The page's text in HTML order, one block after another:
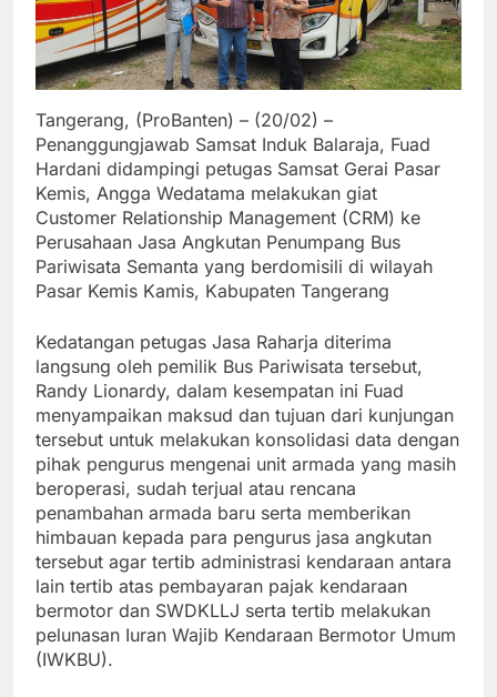
Tangerang, (ProBanten) – (20/02) –
Penanggungjawab Samsat Induk Balaraja, Fuad
Hardani didampingi petugas Samsat Gerai Pasar
Kemis, Angga Wedatama melakukan giat
Customer Relationship Management (CRM) ke
Perusahaan Jasa Angkutan Penumpang Bus
Pariwisata Semanta yang berdomisili di wilayah
Pasar Kemis Kamis, Kabupaten Tangerang
Kedatangan petugas Jasa Raharja diterima
langsung oleh pemilik Bus Pariwisata tersebut,
Randy Lionardy, dalam kesempatan ini Fuad
menyampaikan maksud dan tujuan dari kunjungan
tersebut untuk melakukan konsolidasi data dengan
pihak pengurus mengenai unit armada yang masih
beroperasi, sudah terjual atau rencana
penambahan armada baru serta memberikan
himbauan kepada para pengurus jasa angkutan
tersebut agar tertib administrasi kendaraan antara
lain tertib atas pembayaran pajak kendaraan
bermotor dan SWDKLLJ serta tertib melakukan
pelunasan Iuran Wajib Kendaraan Bermotor Umum
(IWKBU).